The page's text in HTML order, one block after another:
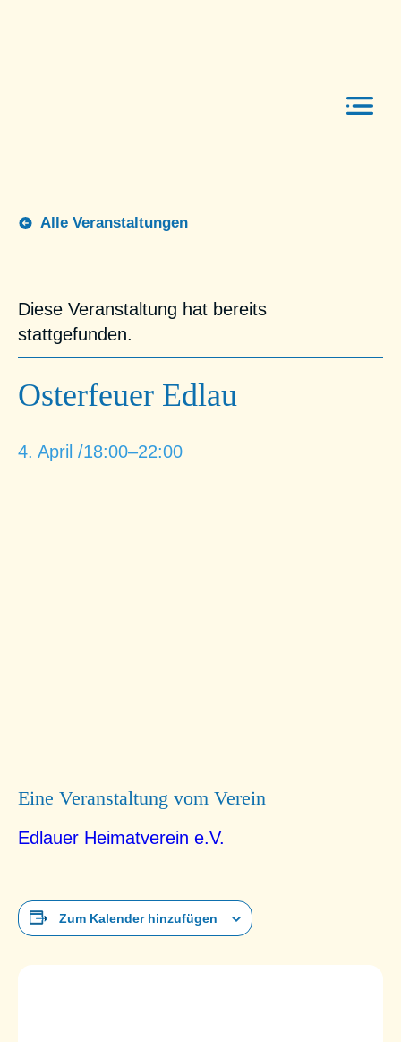
Kontakt
Alle Veranstaltungen
Diese Veranstaltung hat bereits
stattgefunden.
Osterfeuer Edlau
4. April /18:00–22:00
Eine Veranstaltung vom Verein
Edlauer Heimatverein e.V.
Zum Kalender hinzufügen